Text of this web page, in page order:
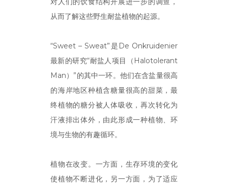
从而了解这些野生耐盐植物的起源。
“Sweet – Sweat”是De Onkruidenier
最新的研究“耐盐人项目（Halotolerant
Man）”的其中一环。他们在含盐量很高
的海岸地区种植含糖量很高的甜菜，最
终植物的糖分被人体吸收，再次转化为
汗液排出体外，由此形成一种植物、环
境与生物的有趣循环。
植物在改变。一方面，生存环境的变化
使植物不断进化，另一方面，为了适应